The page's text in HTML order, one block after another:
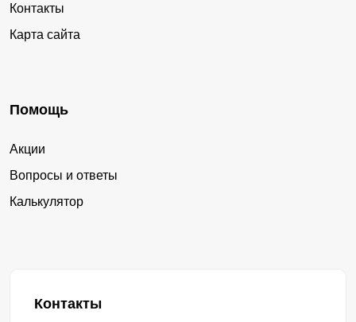
Контакты
Карта сайта
Помощь
Акции
Вопросы и ответы
Калькулятор
Контакты